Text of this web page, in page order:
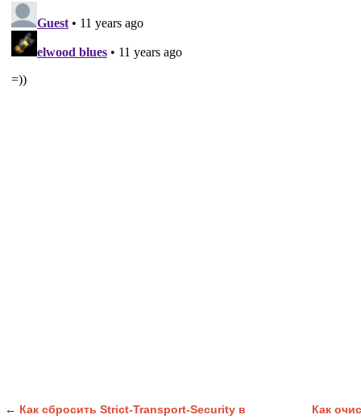
← Как сбросить Strict-Transport-Security в
Как